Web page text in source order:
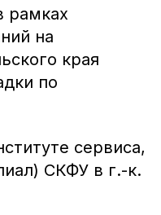
рамках
на
края
по
сервиса,
СКФУ в г.-к.